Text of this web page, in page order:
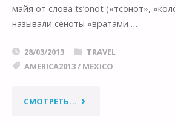
майя от слова ts’onot («тсонот»,
называли сеноты «вратами …
28/03/2013
TRAVEL
AMERICA2013/ MEXICO
СМОТРЕТЬ... "СЕНОТЫ